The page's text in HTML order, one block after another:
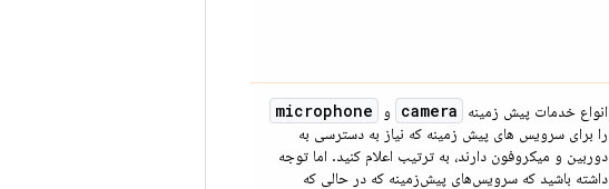
انواع خدمات پیش زمینه camera و microphone
را برای سرویس های پیش زمینه که نیاز به دسترسی به
دوربین و میکروفون دارند، به ترتیب اعلام کنید. اما توجه
داشته باشید که سرویس‌های پیش‌زمینه که در حالی که